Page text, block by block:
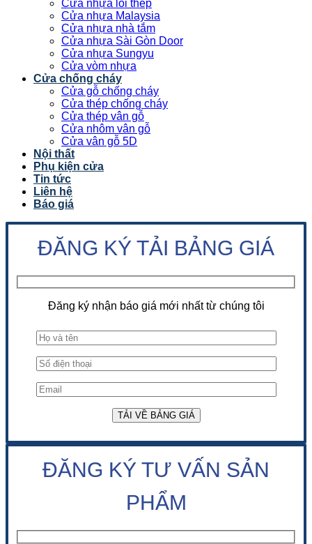
Cửa nhựa lõi thép
Cửa nhựa Malaysia
Cửa nhựa nhà tắm
Cửa nhựa Sài Gòn Door
Cửa nhựa Sungyu
Cửa vòm nhựa
Cửa chống cháy
Cửa gỗ chống cháy
Cửa thép chống cháy
Cửa thép vân gỗ
Cửa nhôm vân gỗ
Cửa vân gỗ 5D
Nội thất
Phụ kiện cửa
Tin tức
Liên hệ
Báo giá
ĐĂNG KÝ TẢI BẢNG GIÁ
Đăng ký nhận báo giá mới nhất từ chúng tôi
ĐĂNG KÝ TƯ VẤN SẢN
PHẨM